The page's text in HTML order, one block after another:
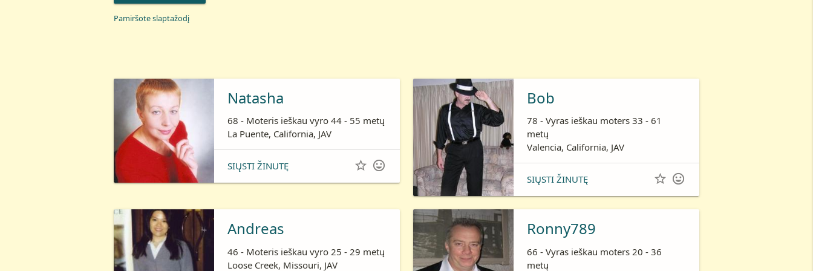
Pamiršote slaptažodį
Natasha
68 - Moteris ieškau vyro 44 - 55 metų
La Puente, California, JAV
SIŲSTI ŽINUTĘ  
Bob
78 - Vyras ieškau moters 33 - 61
metų
Valencia, California, JAV
SIŲSTI ŽINUTĘ  
Andreas
46 - Moteris ieškau vyro 25 - 29 metų
Loose Creek, Missouri, JAV
Ronny789
66 - Vyras ieškau moters 20 - 36
metų